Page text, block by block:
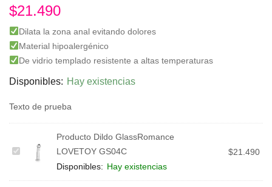
$21.490
Dilata la zona anal evitando dolores
Material hipoalergénico
De vidrio templado resistente a altas temperaturas
Disponibles: Hay existencias
Texto de prueba
Dildo
GlassRomance
LOVETOY
Producto Dildo GlassRomance
LOVETOY GS04C
Disponibles: Hay existencias
$21.490